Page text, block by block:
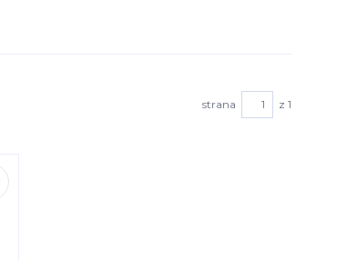
strana z 1